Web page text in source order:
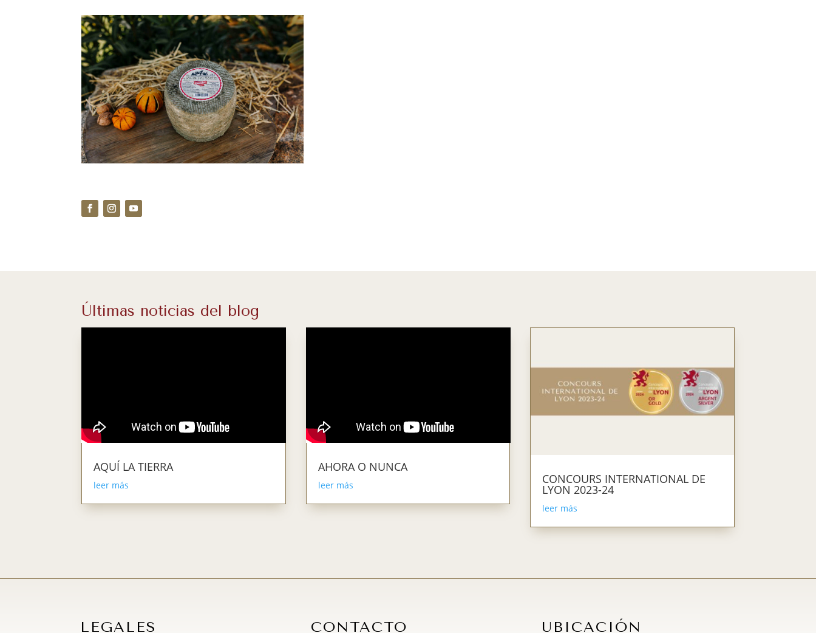
Últimas noticias del blog
AQUÍ LA TIERRA
leer más
AHORA O NUNCA
leer más CONCOURS INTERNATIONAL DE
LYON 2023-24
leer más
LEGALES CONTACTO UBICACIÓN